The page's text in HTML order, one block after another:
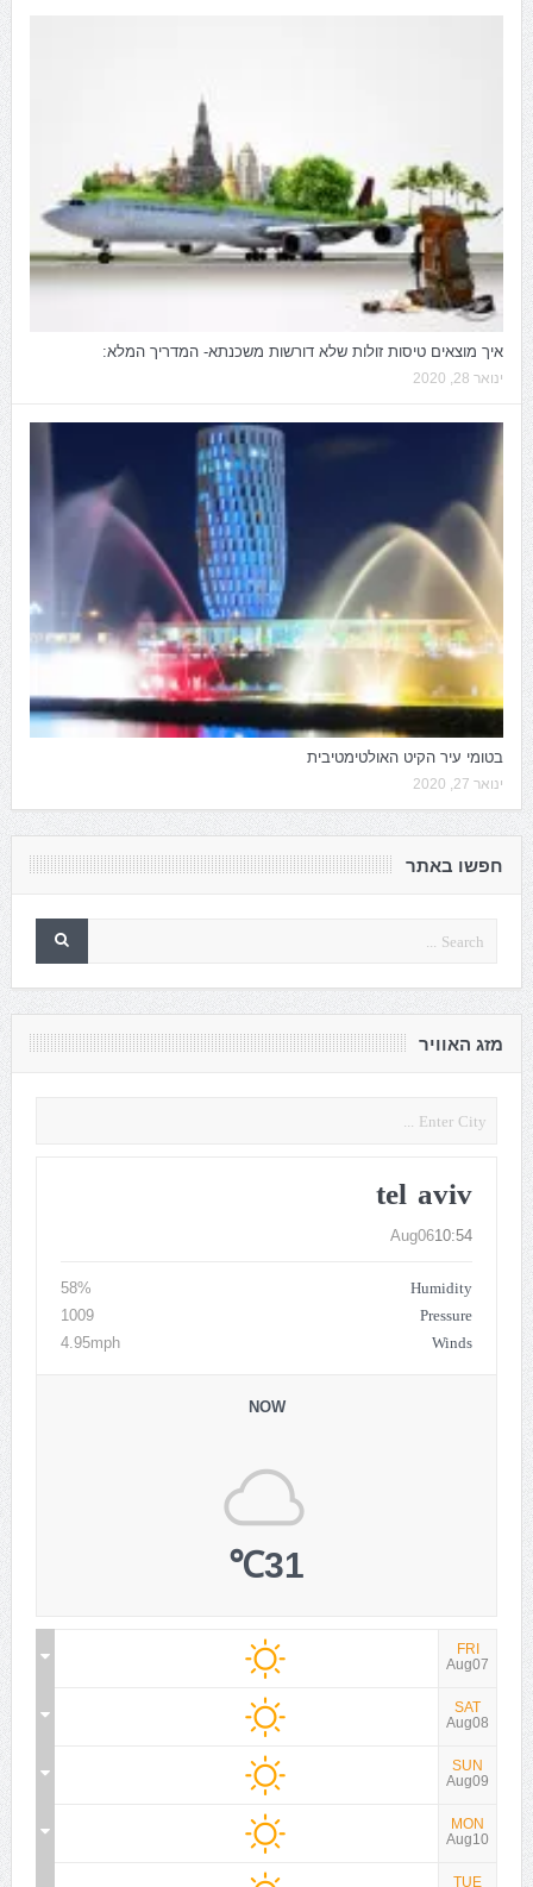
איך מוצאים טיסות זולות שלא דורשות משכנתא- המדריך המלא:
ינואר 28, 2020
בטומי עיר הקיט האולטימטיבית
ינואר 27, 2020
חפשו באתר
מזג האוויר
tel aviv
Aug0610:54
Humidity
58%
Pressure
1009
Winds
4.95mph
NOW
31℃
FRI
Aug07
SAT
Aug08
SUN
Aug09
MON
Aug10
TUE